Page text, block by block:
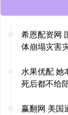
希恩配资网
体崩塌灾害
水果优配 她
死后都不给
赢翻网 美国